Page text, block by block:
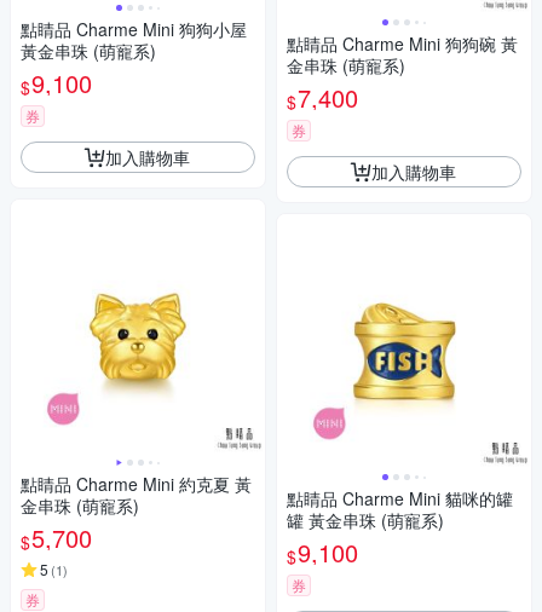
點睛品 Charme Mini 狗狗小屋
黃金串珠 (萌寵系)
$9,100
券
加入購物車
點睛品 Charme Mini 約克夏 黃
金串珠 (萌寵系)
$5,700
5 (1)
券
點睛品 Charme Mini 狗狗碗 黃
金串珠 (萌寵系)
$7,400
券
加入購物車
點睛品 Charme Mini 貓咪的罐
罐 黃金串珠 (萌寵系)
$9,100
券